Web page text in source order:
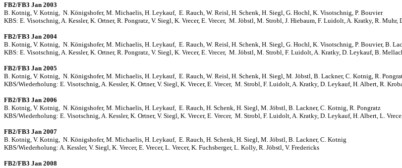
FB2/FB3 Jan 2003
B. Kotnig, V. Kotnig, N. Königshofer, M. Michaelis, H. Leykauf, E. Rauch, W. Reisl, H. Schenk, H. Siegl, G. Hochl, K. Visotschnig, P. Bouvier
KBS: E. Visotschnig, A. Kessler, K. Ortner, R. Pongratz, V. Siegl, K. Vrecer, E. Vrecer, M. Jöbstl, M. Strobl, J. Hiebaum, F. Luidolt, A. Kratky, R.
FB2/FB3 Jan 2004
B. Kotnig, V. Kotnig, N. Königshofer, M. Michaelis, H. Leykauf, E. Rauch, W. Reisl, H. Schenk, H. Siegl, G. Hochl, K. Visotschnig, P. Bouvier, B.
KBS: E. Visotschnig, A. Kessler, K. Ortner, R. Pongratz, V. Siegl, K. Vrecer, E. Vrecer, M. Jöbstl, M. Strobl, F. Luidolt, A. Kratky, D. Leykauf, B.
FB2/FB3 Jan 2005
B. Kotnig, V. Kotnig, N. Königshofer, M. Michaelis, H. Leykauf, E. Rauch, W. Reisl, H. Schenk, H. Siegl, M. Jöbstl, B. Lackner, C. Kotnig, R.
KBS/Wiederholung: E. Visotschnig, A. Kessler, K. Ortner, V. Siegl, K. Vrecer, E. Vrecer, M. Strobl, F. Luidolt, A. Kratky, D. Leykauf, H. Albert, R.
FB2/FB3 Jan 2006
B. Kotnig, V. Kotnig, N. Königshofer, M. Michaelis, H. Leykauf, E. Rauch, H. Schenk, H. Siegl, M. Jöbstl, B. Lackner, C. Kotnig, R. Pongratz
KBS/Wiederholung: E. Visotschnig, A. Kessler, K. Ortner, V. Siegl, K. Vrecer, E. Vrecer, M. Strobl, F. Luidolt, A. Kratky, D. Leykauf, H. Albert, L.
FB2/FB3 Jan 2007
B. Kotnig, V. Kotnig, N. Königshofer, M. Michaelis, H. Leykauf, E. Rauch, H. Schenk, H. Siegl, M. Jöbstl, B. Lackner, C. Kotnig
KBS/Wiederholung: A. Kessler, V. Siegl, K. Vrecer, E. Vrecer, L. Vrecer, K. Fuchsberger, L. Kolly, R. Jöbstl, V. Fredericks
FB2/FB3 Jan 2008